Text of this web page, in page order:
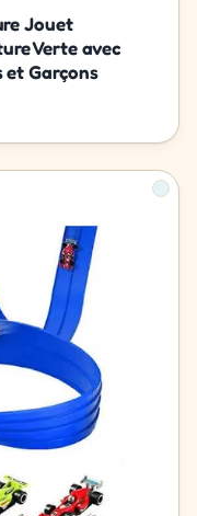
Jouet
Verte avec
et Garçons